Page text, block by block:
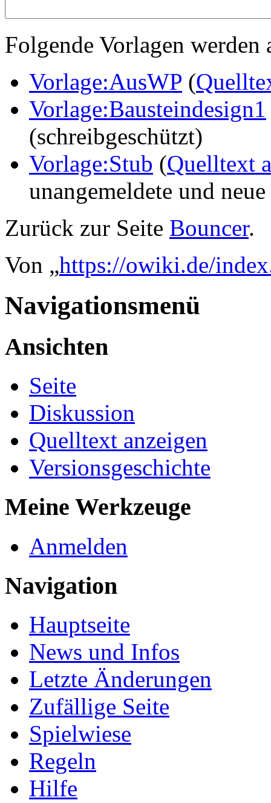
Folgende Vorlagen
Vorlage:AusWP (
Vorlage:Bausteindesign1
(schreibgeschützt)
Vorlage:Stub (Quelltext
unangemeldete und
Zurück zur Seite Bouncer.
Von „https://owiki.de/
Navigationsmenü
Ansichten
Seite
Diskussion
Quelltext anzeigen
Versionsgeschichte
Meine Werkzeuge
Anmelden
Navigation
Hauptseite
News und Infos
Letzte Änderungen
Zufällige Seite
Spielwiese
Regeln
Hilfe